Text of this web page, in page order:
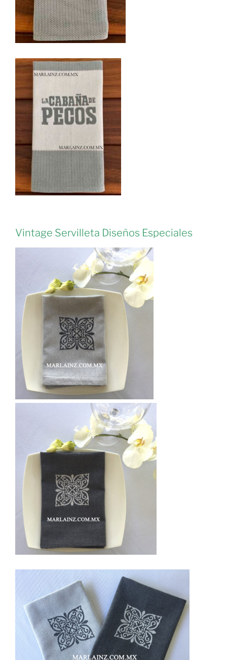
Vintage Servilleta Diseños Especiales